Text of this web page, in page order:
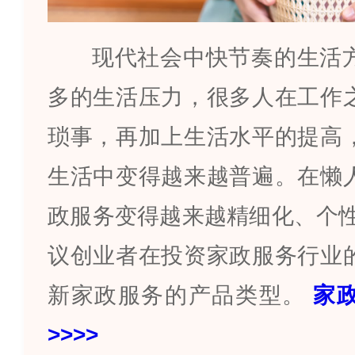
现代社会中快节奏的生活
多的生活压力，很多人在工作
琐事，再加上生活水平的提高
生活中变得越来越普遍。在懒
政服务变得越来越精细化、个
议创业者在投资家政服务行业
新家政服务的产品类型。
家
>>>>